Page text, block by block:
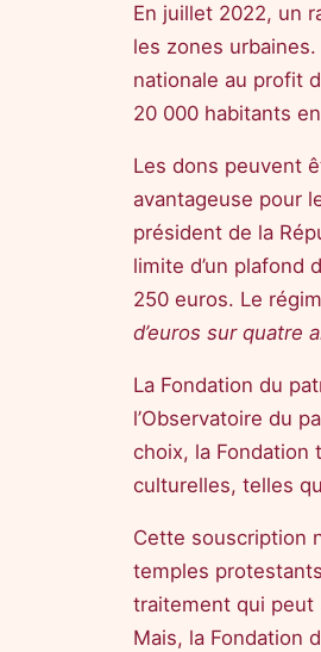
En juillet 2022, un
les zones
nationale au profit
20 000 habitants
Les dons peuvent
avantageuse pour
président de la
limite d’un plafond
250 euros. Le
d’euros sur quatre
La Fondation du
l’Observatoire du
choix, la Fondation
culturelles, telles
Cette souscription
temples
traitement qui peut
Mais, la Fondation